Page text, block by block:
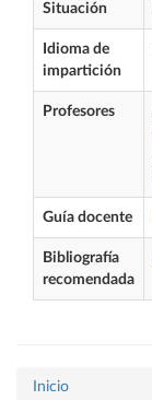
Situación
Idioma de
impartición
Profesores
Guía docente
Bibliografía
recomendada
Inicio